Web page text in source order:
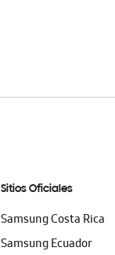
Sitios Oficiales
Samsung Costa Rica
Samsung Ecuador